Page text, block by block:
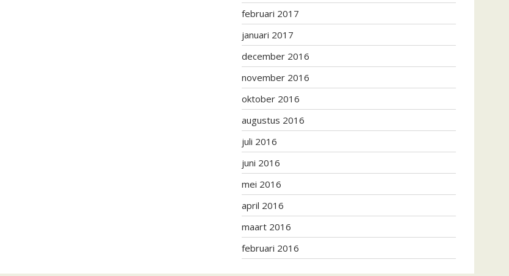
februari 2017
januari 2017
december 2016
november 2016
oktober 2016
augustus 2016
juli 2016
juni 2016
mei 2016
april 2016
maart 2016
februari 2016